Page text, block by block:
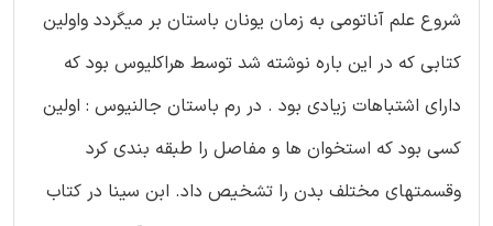
شروع علم آناتومی به زمان یونان باستان بر میگردد واولین
کتابی که در این باره نوشته شد توسط هراکلیوس بود که
دارای اشتباهات زیادی بود . در رم باستان جالنیوس : اولین
کسی بود که استخوان ها و مفاصل را طبقه بندی کرد
وقسمتهای مختلف بدن را تشخیص داد. ابن سینا در کتاب